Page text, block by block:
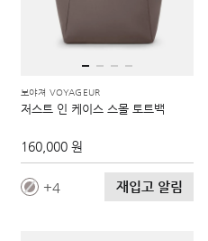
보야져 VOYAGEUR
저스트 인 케이스 스몰 토트백
160,000 원
4 재입고 알림